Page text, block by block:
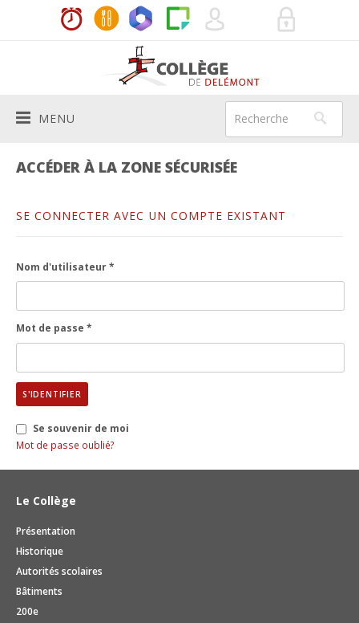
MENU
Le Collège
AUTORITÉS SCOLAIRES
200E
HORAIRES
SYSTÈME SCOLAIRE
SÉANCES PARENTS
ACTIVITÉS ET ÉVÈNEMENTS
ABSENCES
ACCIDENTS
MÉDIATRICES
DEVOIRS À DOMICILE
DEVOIRS ASSISTÉS
COURS FACULTATIFS
TRAVAILLEUSE SOCIALE SCOLAIRE
ORIENTATION PROFESSIONNELLE
ECHANGES ET SÉJOURS LINGUISTIQUES
TUTORIELS MITIC
Services
SECRÉTARIAT
CONCIERGERIE
RESTAURANT SCOLAIRE
MÉDIATHÈQUE
SALLE D'ÉTUDE
BESOINS ÉDUCATIFS PARTICULIERS
RÈGLEMENTS ET CODE DE VIE
ACCÈS
BROCHURE
DOCUMENTS ADMINISTRATIFS
RÉSERVATION DE SALLES
Agenda
Contact
ACCÉDER À LA ZONE SÉCURISÉE
SE CONNECTER AVEC UN COMPTE EXISTANT
Nom d'utilisateur *
Mot de passe *
S'IDENTIFIER
Se souvenir de moi
Mot de passe oublié?
Le Collège
Présentation
Historique
Autorités scolaires
Bâtiments
200e